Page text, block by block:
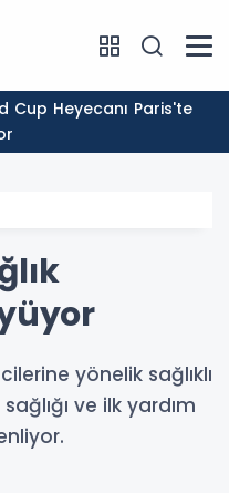
yönelik sağlıklı
ve ilk yardım